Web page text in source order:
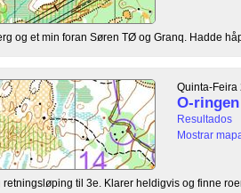
og et min foran Søren TØ og Granq. Hadde
Quinta-Feira
O-
Resultados
Mostrar
til 3e. Klarer heldigvis og finne